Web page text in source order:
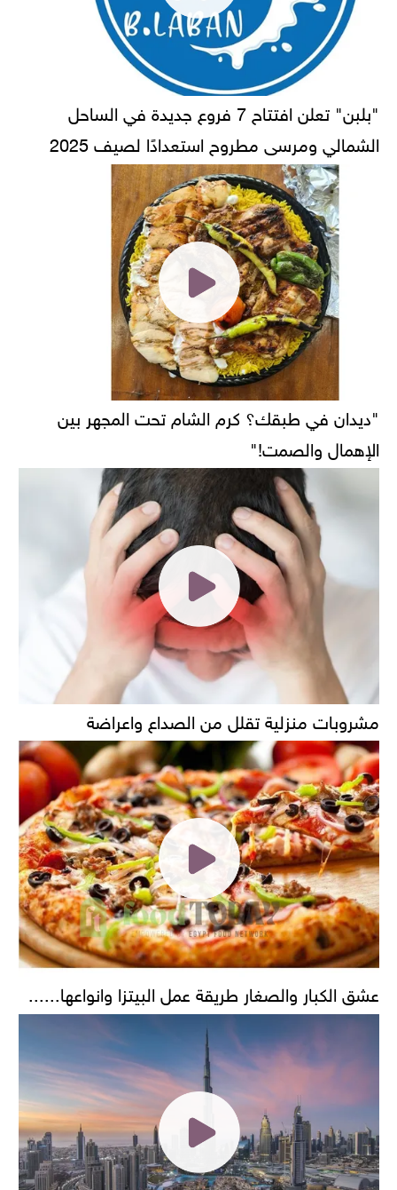
"بلبن" تعلن افتتاح 7 فروع جديدة في الساحل
الشمالي ومرسى مطروح استعدادًا لصيف 2025
"ديدان في طبقك؟ كرم الشام تحت المجهر بين
الإهمال والصمت!"
مشروبات منزلية تقلل من الصداع واعراضة
عشق الكبار والصغار طريقة عمل البيتزا وانواعها......